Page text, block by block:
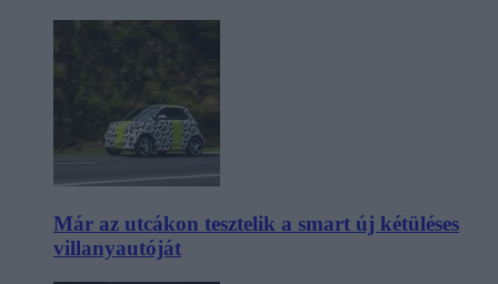
Már az utcákon tesztelik a smart új kétüléses
villanyautóját